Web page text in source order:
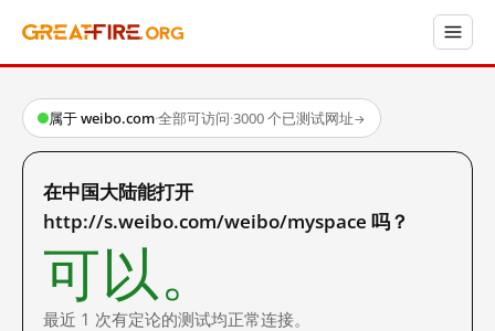
属于 weibo.com·全部可访问·3000 个已测试网址→
在中国大陆能打开
http://s.weibo.com/weibo/myspace 吗？
可以。
最近 1 次有定论的测试均正常连接。